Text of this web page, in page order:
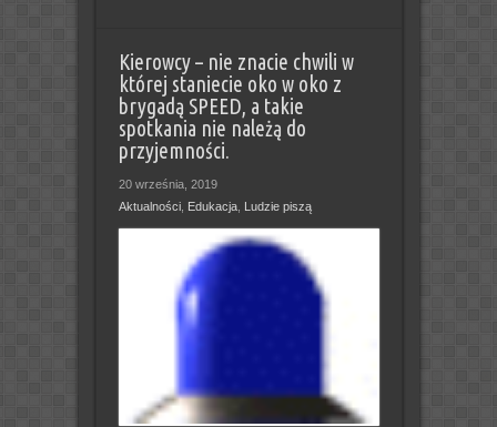
Kierowcy – nie znacie chwili w
której staniecie oko w oko z
brygadą SPEED, a takie
spotkania nie należą do
przyjemności.
20 września, 2019
Aktualności, Edukacja, Ludzie piszą